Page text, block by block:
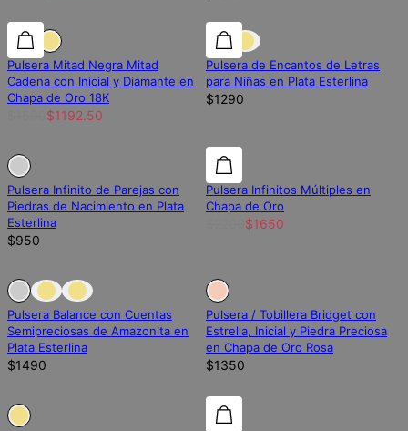
25% de descuento 25% de descuento
Pulsera Mitad Negra Mitad
Cadena con Inicial y Diamante en
Chapa de Oro 18K
$1192.50
Pulsera de Encantos de Letras
para Niñas en Plata Esterlina
$1290
Fuera de stock Fuera de stock
Pulsera Infinito de Parejas con
Piedras de Nacimiento en Plata
Esterlina
$950
25% de descuento
Pulsera Infinitos Múltiples en
Chapa de Oro
$1650
Fuera de stock Fuera de stock
Pulsera Balance con Cuentas
Semipreciosas de Amazonita en
Plata Esterlina
$1490
Fuera de stock
Pulsera / Tobillera Bridget con
Estrella, Inicial y Piedra Preciosa
en Chapa de Oro Rosa
$1350
Fuera de stock Fuera de stock
25% de descuento